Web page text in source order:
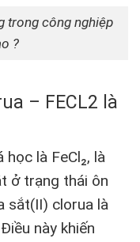
trong công nghiệp
?
– FECL2 là
là FeCl₂, là
ở trạng thái ôn
sắt(II) clorua là
này khiến